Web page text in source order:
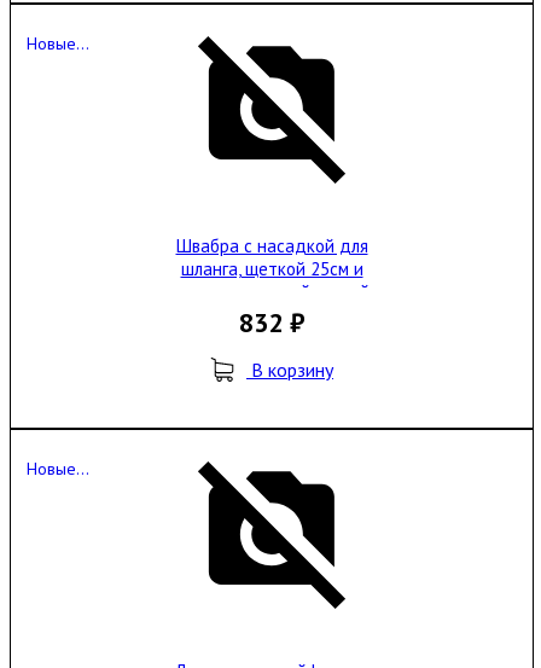
Новые...
Швабра с насадкой для
шланга, щеткой 25см и
телескопической ручкой
200см
832 ₽
В корзину
Новые...